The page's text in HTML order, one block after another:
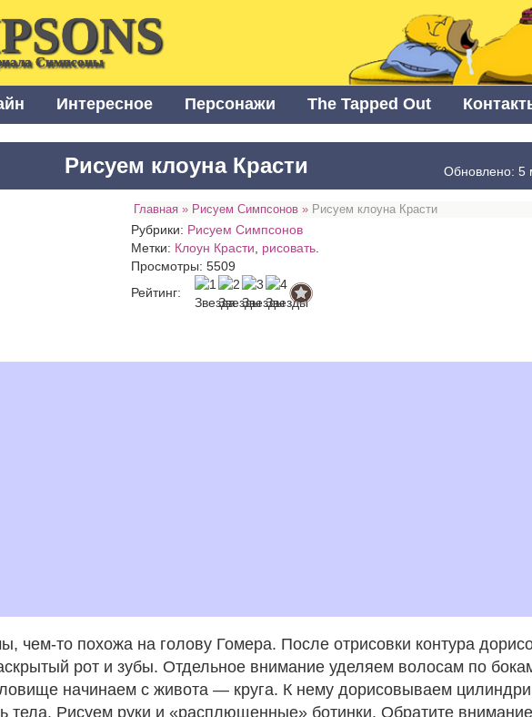
Симпсоны
Интересное Персонажи The Tapped Out
Рисуем клоуна Красти Обновлено: 5
Главная » Рисуем Симпсонов » Рисуем клоуна Красти
Рубрики: Рисуем Симпсонов
Метки: Клоун Красти рисовать
Просмотры: 5509
Рейтинг:
чем-то похожа на голову Гомера. После отрисовки контура
рот и зубы. Отдельное внимание уделяем волосам по
начинаем с живота — круга. К нему дорисовываем
тела. Рисуем руки и «расплющенные» ботинки. Обратите